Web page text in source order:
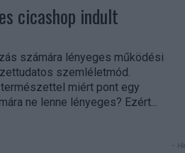
cicashop indult
számára lényeges működési
szemléletmód.
természettel miért pont egy
ne lenne lényeges? Ezért...
-